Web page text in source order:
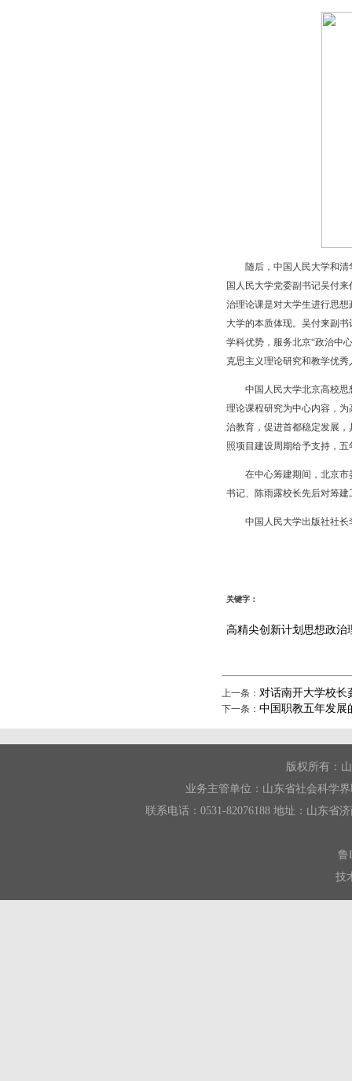
随后，中国人民大学和清华
国人民大学党委副书记吴付
治理论课是对大学生进行思
大学的本质体现。吴付来副
学科优势，服务北京“政治中
克思主义理论研究和教学优
中国人民大学北京高校思想
理论课程研究为中心内容，
治教育，促进首都稳定发展
照项目建设周期给予支持，五
在中心筹建期间，北京市委
书记、陈雨露校长先后对筹
中国人民大学出版社社长
关键字：
高精尖创新计划 思想政治
上一条： 对话南开大学校长
下一条： 中国职教五年发展
版权所有：
业务主管单位：山东省社会科学
联系电话：0531-82076188 地址：山东省
鲁
技